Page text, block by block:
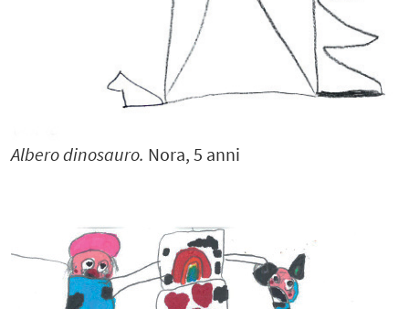
Albero dinosauro. Nora, 5 anni